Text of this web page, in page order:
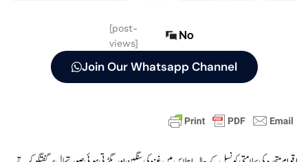
[post-
views]
No
Join Our Whatsapp Channel